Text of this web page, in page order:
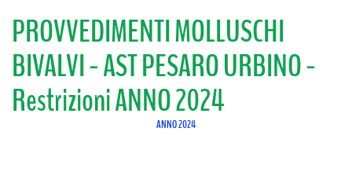
PROVVEDIMENTI MOLLUSCHI
BIVALVI - AST PESARO URBINO -
Restrizioni ANNO 2024
ANNO 2024